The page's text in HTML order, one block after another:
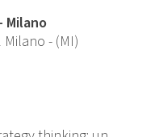
Milano
- (MI)